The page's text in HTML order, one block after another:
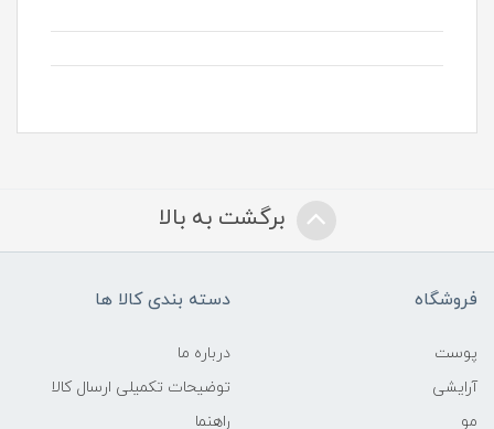
برگشت به بالا
فروشگاه
پوست
آرایشی
مو
دسته بندی کالا ها
درباره ما
توضیحات تکمیلی ارسال کالا
راهنما